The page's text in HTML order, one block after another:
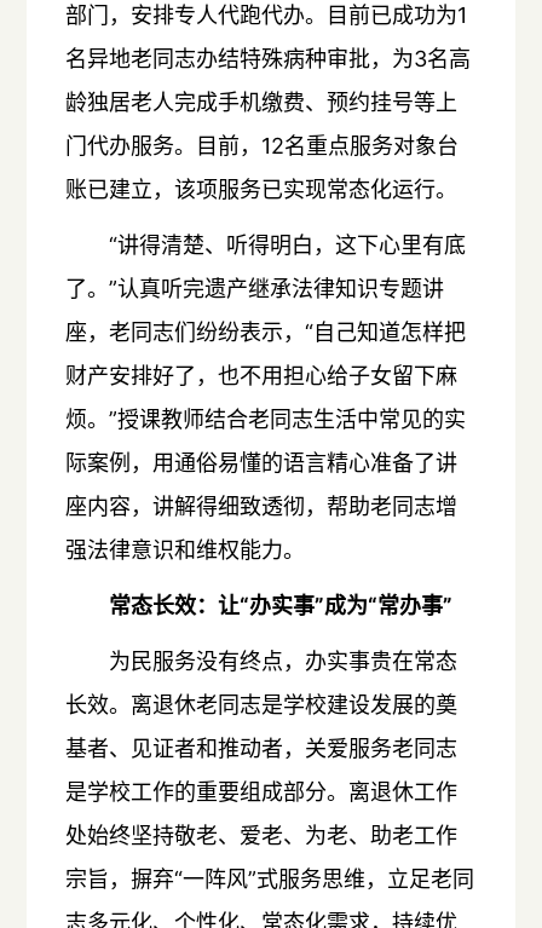
部门，安排专人代跑代办。目前已成功为1
名异地老同志办结特殊病种审批，为3名高
龄独居老人完成手机缴费、预约挂号等上
门代办服务。目前，12名重点服务对象台
账已建立，该项服务已实现常态化运行。
“讲得清楚、听得明白，这下心里有底
了。”认真听完遗产继承法律知识专题讲
座，老同志们纷纷表示，“自己知道怎样把
财产安排好了，也不用担心给子女留下麻
烦。”授课教师结合老同志生活中常见的实
际案例，用通俗易懂的语言精心准备了讲
座内容，讲解得细致透彻，帮助老同志增
强法律意识和维权能力。
常态长效：让“办实事”成为“常办事”
为民服务没有终点，办实事贵在常态
长效。离退休老同志是学校建设发展的奠
基者、见证者和推动者，关爱服务老同志
是学校工作的重要组成部分。离退休工作
处始终坚持敬老、爱老、为老、助老工作
宗旨，摒弃“一阵风”式服务思维，立足老同